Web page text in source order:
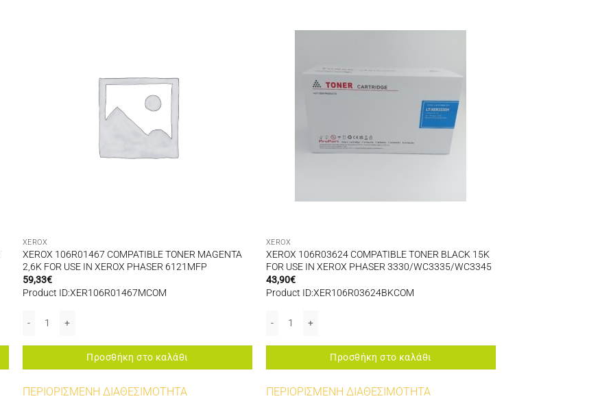
XEROX
XEROX 106R01467 COMPATIBLE TONER MAGENTA
2,6K FOR USE IN XEROX PHASER 6121MFP
59,33€
Product ID:XER106R01467MCOM
Προσθήκη στο καλάθι
ΠΕΡΙΟΡΙΣΜΕΝΗ ΔΙΑΘΕΣΙΜΟΤΗΤΑ
XEROX
XEROX 106R03624 COMPATIBLE TONER BLACK 15K
FOR USE IN XEROX PHASER 3330/WC3335/WC3345
43,90€
Product ID:XER106R03624BKCOM
Προσθήκη στο καλάθι
ΠΕΡΙΟΡΙΣΜΕΝΗ ΔΙΑΘΕΣΙΜΟΤΗΤΑ